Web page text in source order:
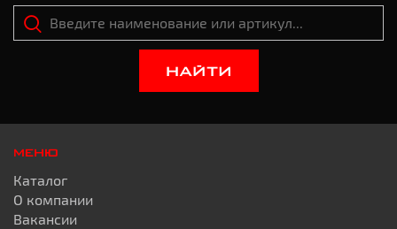
НАЙТИ
МЕНЮ
Каталог
О компании
Вакансии